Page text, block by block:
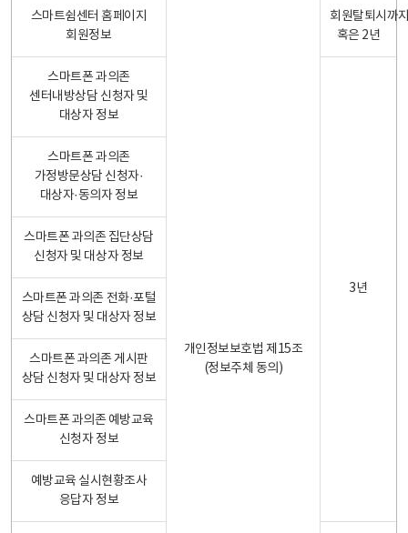
스마트쉼센터 홈페이지
회원정보
개인정보보호법 제15조
(정보주체 동의)
회원탈퇴시까
혹은 2년
스마트폰 과의존
센터내방상담 신청자 및
대상자 정보
3년
스마트폰 과의존
가정방문상담 신청자·
대상자·동의자 정보
스마트폰 과의존 집단상담
신청자 및 대상자 정보
스마트폰 과의존 전화·포털
상담 신청자 및 대상자 정보
스마트폰 과의존 게시판
상담 신청자 및 대상자 정보
스마트폰 과의존 예방교육
신청자 정보
예방교육 실시현황조사
응답자 정보